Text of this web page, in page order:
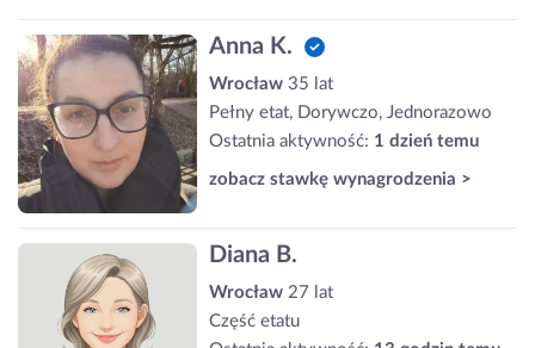
Anna K.
Wrocław 35 lat
Pełny etat, Dorywczo, Jednorazowo
Ostatnia aktywność: 1 dzień temu
zobacz stawkę wynagrodzenia >
Diana B.
Wrocław 27 lat
Część etatu